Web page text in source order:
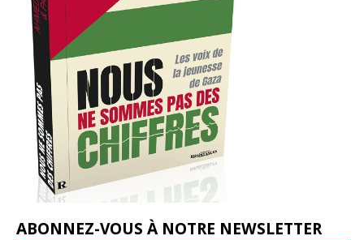
ABONNEZ-VOUS À NOTRE NEWSLETTER